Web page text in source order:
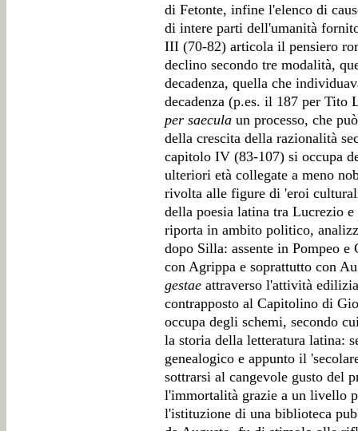
di Fetonte, infine l'elenco di
di intere parti dell'umanità
III (70-82) articola il pensiero
declino secondo tre modalità,
decadenza, quella che
decadenza (p.es. il 187 per
per saecula un processo, che
della crescita della razionalità
capitolo IV (83-107) si occupa
ulteriori età collegate a meno
rivolta alle figure di 'eroi
della poesia latina tra Lucrezio
riporta in ambito politico,
dopo Silla: assente in Pompeo e
con Agrippa e soprattutto con
gestae attraverso l'attività
contrapposto al Capitolino di
occupa degli schemi, secondo
la storia della letteratura latina:
genealogico e appunto il
sottrarsi al cangevole gusto del
l'immortalità grazie a un livello
l'istituzione di una biblioteca